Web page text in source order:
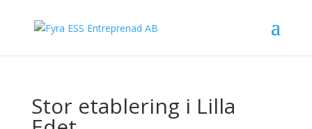
Stor etablering i Lilla